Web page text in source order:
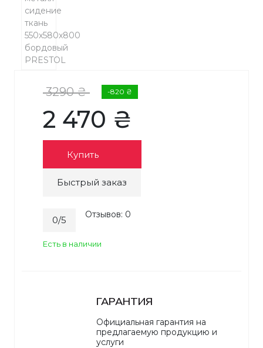
3290 ₴ -820 ₴
2 470 ₴
Купить
Быстрый заказ
0/5 Отзывов: 0
Есть в наличии
ГАРАНТИЯ
Официальная гарантия на
предлагаемую продукцию и
услуги